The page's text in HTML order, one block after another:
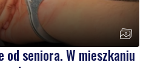
od seniora. W mieszkaniu